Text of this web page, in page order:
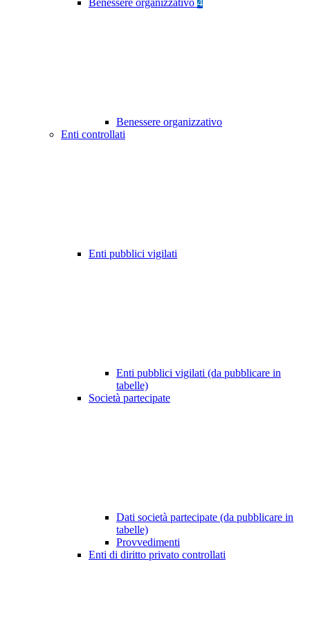
Benessere organizzativo 4
Benessere organizzativo
Enti controllati
Enti pubblici vigilati
Enti pubblici vigilati (da pubblicare in
tabelle)
Società partecipate
Dati società partecipate (da pubblicare in
tabelle)
Provvedimenti
Enti di diritto privato controllati